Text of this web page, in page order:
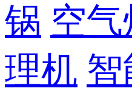
锅 空
理机 智